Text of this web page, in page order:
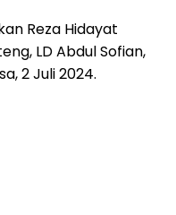
Reza Hidayat
LD Abdul Sofian,
2 Juli 2024.